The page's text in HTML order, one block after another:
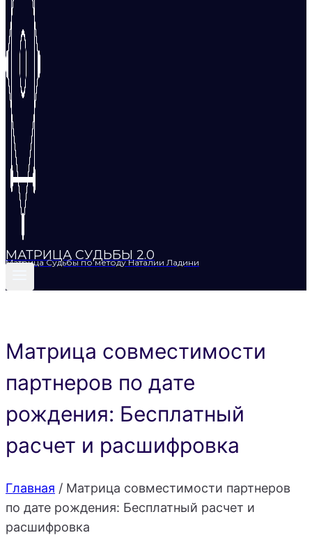
МАТРИЦА СУДЬБЫ 2.0
Матрица Судьбы по методу Наталии Ладини
Матрица совместимости
партнеров по дате
рождения: Бесплатный
расчет и расшифровка
Главная / Матрица совместимости партнеров
по дате рождения: Бесплатный расчет и
расшифровка